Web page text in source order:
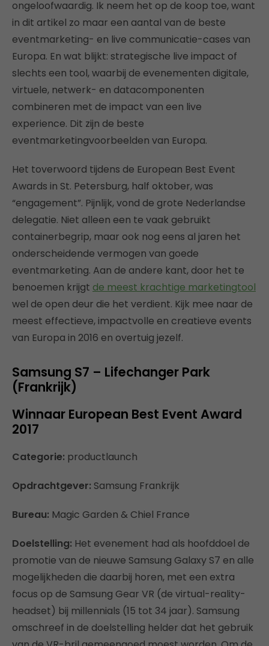
ongeloofwaardig. Ik neem het op de koop toe, want
in dit artikel zo maar een aantal van de beste
eventmarketing- en live communicatie-cases van
Europa. En wat blijkt: strategische live impact of
slechts een tool, waarbij de evenementen digitale,
virtuele, netwerk- en datacomponenten
combineren met de impact van een live
experience. Dit zijn de beste
eventmarketingvoorbeelden van Europa.
Het toverwoord tijdens de European Best Event
Awards in St. Petersburg, half oktober, was
“engagement”. Pijnlijk, vond de grote Nederlandse
delegatie. Niet alleen een te vaak gebruikt
containerbegrip, maar ook nog eens al jaren het
onderscheidende vermogen van goede
eventmarketing. Aan de andere kant, door het te
benoemen krijgt de meest krachtige marketingtool
wel de open deur die het verdient. Kijk mee naar de
meest effectieve, impactvolle en creatieve events
van Europa in 2016 en overtuig jezelf.
Samsung S7 – Lifechanger Park
(Frankrijk)
Winnaar European Best Event Award
2017
Categorie: productlaunch
Opdrachtgever: Samsung Frankrijk
Bureau: Magic Garden & Chiel France
Doelstelling: Het evenement had als hoofddoel de
promotie van de nieuwe Samsung Galaxy S7 en alle
mogelijkheden die daarbij horen, met een extra
focus op de Samsung Gear VR (de virtual-reality-
headset) bij millennials (15 tot 34 jaar). Samsung
omschreef in de doelstelling helder dat het gebruik